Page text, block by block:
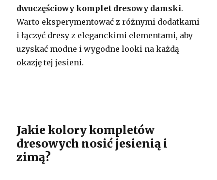
dwuczęściowy komplet dresowy damski.
Warto eksperymentować z różnymi dodatkami
i łączyć dresy z eleganckimi elementami, aby
uzyskać modne i wygodne looki na każdą
okazję tej jesieni.
Jakie kolory kompletów
dresowych nosić jesienią i
zimą?